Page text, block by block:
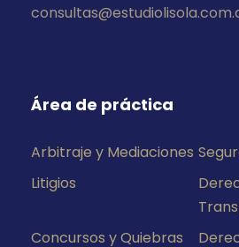
Área de práctica
Arbitraje y Mediaciones
Litigios
Concursos y Quiebras